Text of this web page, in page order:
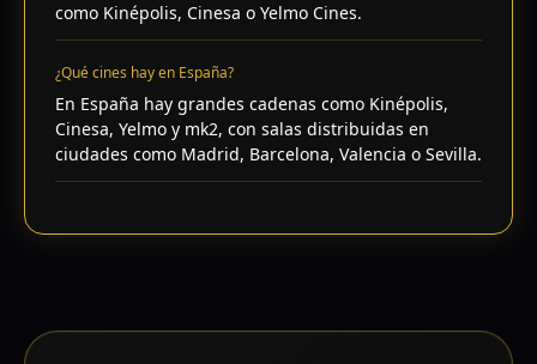
como Kinépolis, Cinesa o Yelmo Cines.
¿Qué cines hay en España?
En España hay grandes cadenas como Kinépolis,
Cinesa, Yelmo y mk2, con salas distribuidas en
ciudades como Madrid, Barcelona, Valencia o Sevilla.